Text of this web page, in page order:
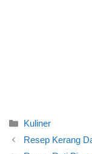
Categories
Kuliner
Resep Kerang